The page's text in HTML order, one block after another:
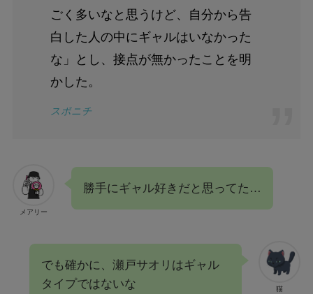
ごく多いなと思うけど、自分から告
白した人の中にギャルはいなかった
な」とし、接点が無かったことを明
かした。
スポニチ
メアリー
勝手にギャル好きだと思ってた…
猫
でも確かに、瀬戸サオリはギャル
タイプではないな